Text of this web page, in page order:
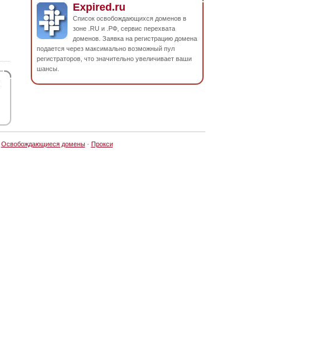
Expired.ru
Список освобождающихся доменов в
зоне .RU и .РФ, сервис перехвата
доменов. Заявка на регистрацию домена
подается через максимально возможный пул
регистраторов, что значительно увеличивает ваши
шансы.
Освобождающиеся домены· Прокси